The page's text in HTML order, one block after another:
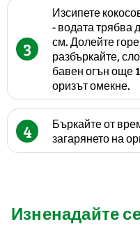
3
Изсипете
- водата трябва
см. Долейте
разбъркайте,
бавен огън още
оризът омекне.
4
Бъркайте от
загарянето на
Изненадайте